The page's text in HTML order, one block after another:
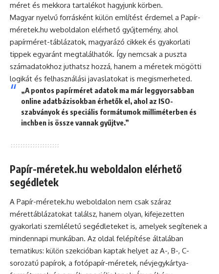
méret és mekkora tartalékot hagyjunk körben.
Magyar nyelvű forrásként külön említést érdemel a Papír-
méretek.hu weboldalon elérhető gyűjtemény, ahol
papírméret-táblázatok, magyarázó cikkek és gyakorlati
tippek egyaránt megtalálhatók. Így nemcsak a puszta
számadatokhoz juthatsz hozzá, hanem a méretek mögötti
logikát és felhasználási javaslatokat is megismerheted.
„A pontos papírméret adatok ma már leggyorsabban
online adatbázisokban érhetők el, ahol az ISO-
szabványok és speciális formátumok milliméterben és
inchben is össze vannak gyűjtve.”
Papír-méretek.hu weboldalon elérhető
segédletek
A Papír-méretek.hu weboldalon nem csak száraz
mérettáblázatokat találsz, hanem olyan, kifejezetten
gyakorlati szemléletű segédleteket is, amelyek segítenek a
mindennapi munkában. Az oldal felépítése általában
tematikus: külön szekcióban kaptak helyet az A-, B-, C-
sorozatú papírok, a fotópapír-méretek, névjegykártya-